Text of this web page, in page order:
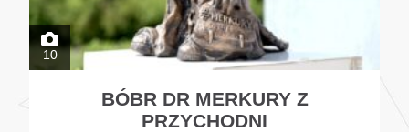
10
BÓBR DR MERKURY Z
PRZYCHODNI